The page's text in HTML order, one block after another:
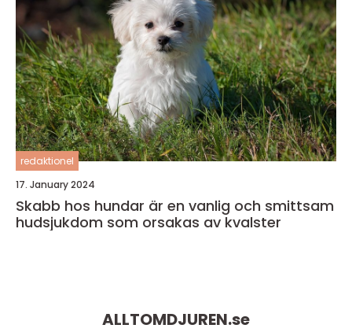
redaktionel
17. January 2024
Skabb hos hundar är en vanlig och smittsam
hudsjukdom som orsakas av kvalster
ALLTOMDJUREN.se